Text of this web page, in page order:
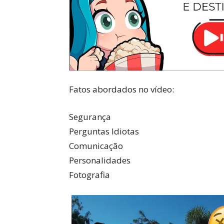
Fatos abordados no vídeo:
Segurança
Perguntas Idiotas
Comunicação
Personalidades
Fotografia